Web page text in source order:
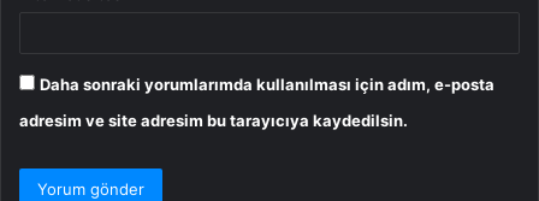
Daha sonraki yorumlarımda kullanılması için adım, e-posta
adresim ve site adresim bu tarayıcıya kaydedilsin.